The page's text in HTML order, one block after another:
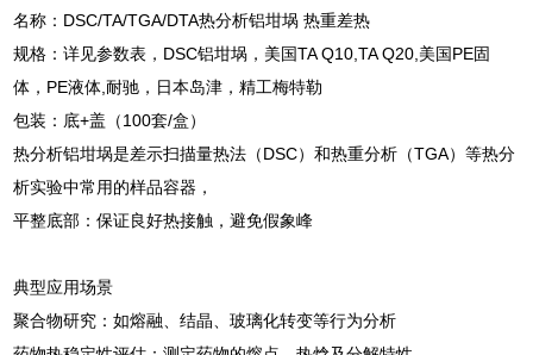
名称：DSC/TA/TGA/DTA热分析铝坩埚 热重差热
规格：详见参数表，DSC铝坩埚，美国TA Q10,TA Q20,美国PE固
体，PE液体,耐驰，日本岛津，精工梅特勒
包装：底+盖（100套/盒）
热分析铝坩埚是差示扫描量热法（DSC）和热重分析（TGA）等热分
析实验中常用的样品容器，
‌平整底部‌：保证良好热接触，避免假象峰
‌典型应用场景‌
‌聚合物研究‌：如熔融、结晶、玻璃化转变等行为分析